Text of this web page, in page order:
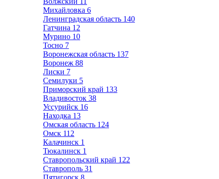
Михайловка 6
Ленинградская область 140
Гатчина 12
Мурино 10
Тосно 7
Воронежская область 137
Воронеж 88
Лиски 7
Семилуки 5
Приморский край 133
Владивосток 38
Уссурийск 16
Находка 13
Омская область 124
Омск 112
Калачинск 1
Тюкалинск 1
Ставропольский край 122
Ставрополь 31
Пятигорск 8